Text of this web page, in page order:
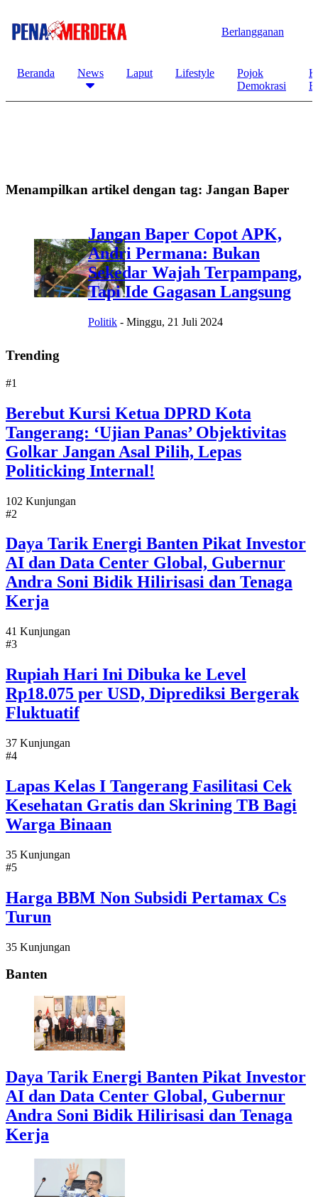
Berlangganan
Beranda News Laput Lifestyle
Pojok
Demokrasi
Menampilkan artikel dengan tag: Jangan Baper
Jangan Baper Copot APK,
Andri Permana: Bukan
Sekedar Wajah Terpampang,
Tapi Ide Gagasan Langsung
Politik - Minggu, 21 Juli 2024
Trending
#1
Berebut Kursi Ketua DPRD Kota
Tangerang: ‘Ujian Panas’ Objektivitas
Golkar Jangan Asal Pilih, Lepas
Politicking Internal!
102 Kunjungan
#2
Daya Tarik Energi Banten Pikat Investor
AI dan Data Center Global, Gubernur
Andra Soni Bidik Hilirisasi dan Tenaga
Kerja
41 Kunjungan
#3
Rupiah Hari Ini Dibuka ke Level
Rp18.075 per USD, Diprediksi Bergerak
Fluktuatif
37 Kunjungan
#4
Lapas Kelas I Tangerang Fasilitasi Cek
Kesehatan Gratis dan Skrining TB Bagi
Warga Binaan
35 Kunjungan
#5
Harga BBM Non Subsidi Pertamax Cs
Turun
35 Kunjungan
Banten
Daya Tarik Energi Banten Pikat Investor
AI dan Data Center Global, Gubernur
Andra Soni Bidik Hilirisasi dan Tenaga
Kerja